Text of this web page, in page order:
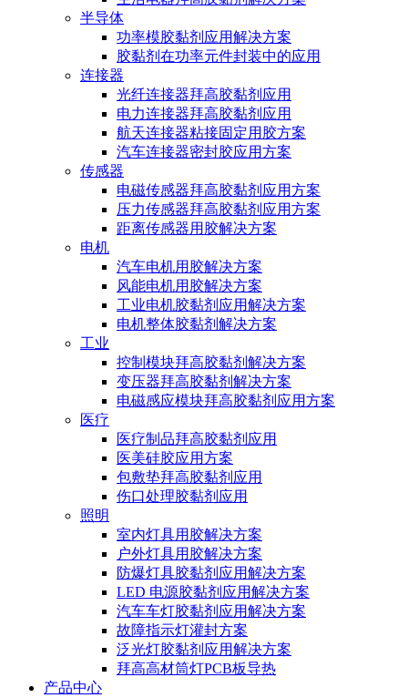
半导体
功率模胶黏剂应用解决方案
胶黏剂在功率元件封装中的应用
连接器
光纤连接器拜高胶黏剂应用
电力连接器拜高胶黏剂应用
航天连接器粘接固定用胶方案
汽车连接器密封胶应用方案
传感器
电磁传感器拜高胶黏剂应用方案
压力传感器拜高胶黏剂应用方案
距离传感器用胶解决方案
电机
汽车电机用胶解决方案
风能电机用胶解决方案
工业电机胶黏剂应用解决方案
电机整体胶黏剂解决方案
工业
控制模块拜高胶黏剂解决方案
变压器拜高胶黏剂解决方案
电磁感应模块拜高胶黏剂应用方案
医疗
医疗制品拜高胶黏剂应用
医美硅胶应用方案
包敷垫拜高胶黏剂应用
伤口处理胶黏剂应用
照明
室内灯具用胶解决方案
户外灯具用胶解决方案
防爆灯具胶黏剂应用解决方案
LED 电源胶黏剂应用解决方案
汽车车灯胶黏剂应用解决方案
故障指示灯灌封方案
泛光灯胶黏剂应用解决方案
拜高高材筒灯PCB板导热
产品中心